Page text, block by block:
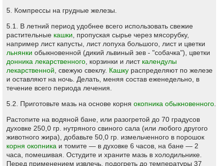
5. Компрессы на грудные железы.
5.1. В летний период удобнее всего использовать свежие
растительные кашки , пропуская сырье через мясорубку,
например лист капусты, лист лопуха большого, лист и цветки
льнянки обыкновенной (дикий львиный зев - "собачка"), цветки
донника лекарственного , корзинки и лист календулы
лекарственной , свежую свеклу. Кашку распределяют по железе
и оставляют на ночь. Делать, меняя состав еженедельно, в
течение всего периода лечения.
5.2. Приготовьте мазь на основе корня окопника обыкновенного
Растопите на водяной бане, или разогретой до 70 градусов
духовке 250,0 гр. нутряного свиного сала (или любого другого
животного жира), добавьте 50,0 гр. измельченного в порошок
корня окопника и томите — в духовке 6 часов, на бане — 2
часа, помешивая. Остудите и храните мазь в холодильнике.
Перед применением извлечь, подогреть до температуры 37